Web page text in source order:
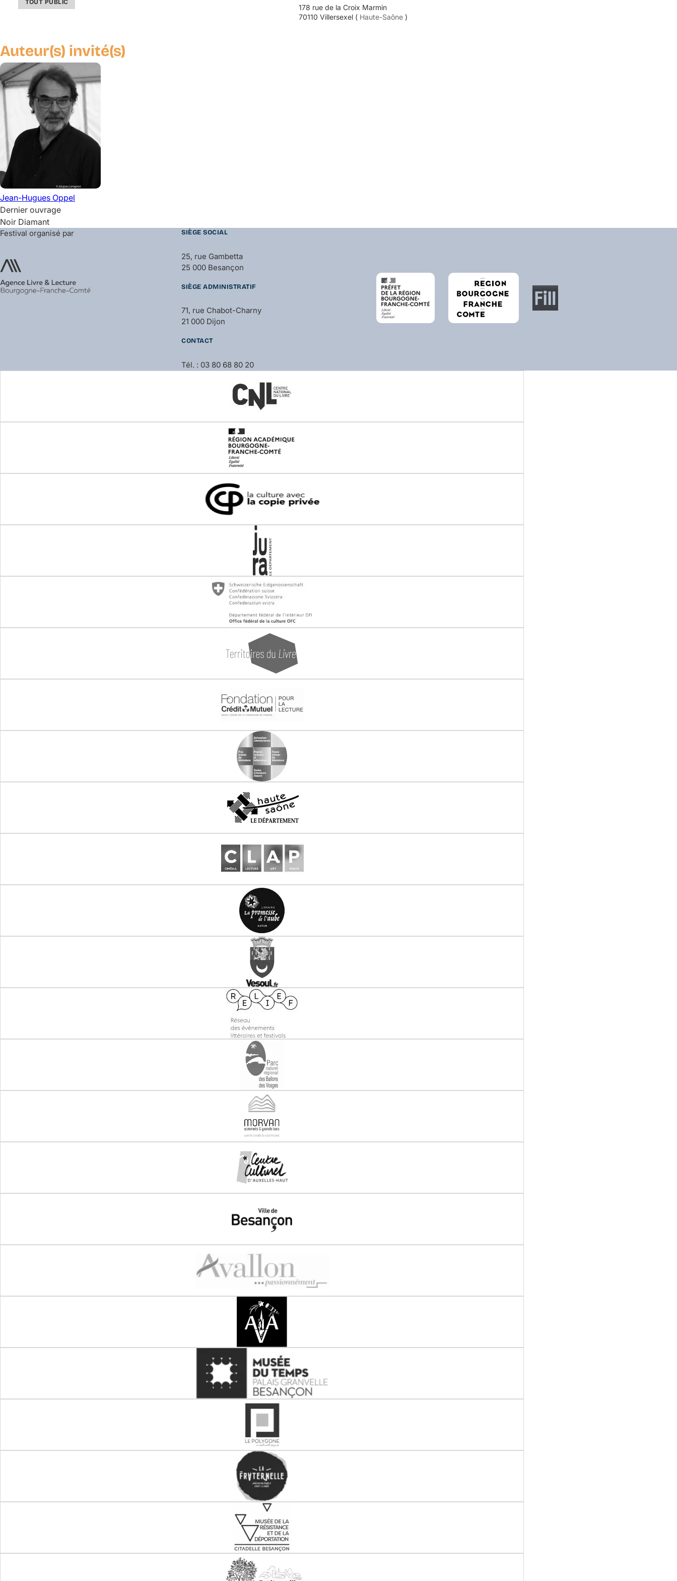
TOUT PUBLIC
178 rue de la Croix Marmin
70110 Villersexel ( Haute-Saône )
Auteur(s) invité(s)
Jean-Hugues Oppel
Dernier ouvrage
Noir Diamant
Festival organisé par SIÈGE SOCIAL
25, rue Gambetta
25 000 Besançon
SIÈGE ADMINISTRATIF
71, rue Chabot-Charny
21 000 Dijon
CONTACT
Tél. : 03 80 68 80 20